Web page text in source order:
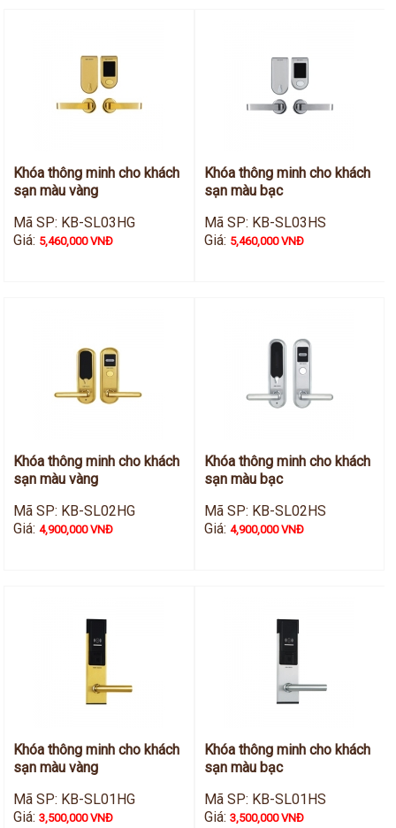
Khóa thông minh cho khách
sạn màu vàng
Mã SP: KB-SL03HG
Giá: 5,460,000 VNĐ
Khóa thông minh cho khách
sạn màu bạc
Mã SP: KB-SL03HS
Giá: 5,460,000 VNĐ
Khóa thông minh cho khách
sạn màu vàng
Mã SP: KB-SL02HG
Giá:4,900,000 VNĐ
Khóa thông minh cho khách
sạn màu bạc
Mã SP: KB-SL02HS
Giá: 4,900,000 VNĐ
Khóa thông minh cho khách
sạn màu vàng
Mã SP: KB-SL01HG
Giá:3,500,000 VNĐ
Khóa thông minh cho khách
sạn màu bạc
Mã SP: KB-SL01HS
Giá: 3,500,000 VNĐ